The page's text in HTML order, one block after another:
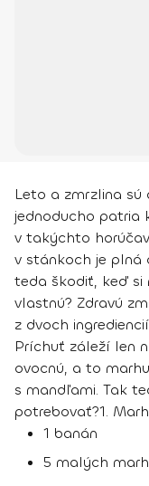
Leto a zmrzlina sú
jednoducho patria
v takýchto
v stánkoch je plná
teda škodiť, keď si
vlastnú? Zdravú
z dvoch
Príchuť záleží len
ovocnú, a to
s mandľami. Tak
potrebovať?1.
1 banán
5 malých